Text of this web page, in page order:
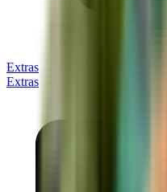
Extras
Extras